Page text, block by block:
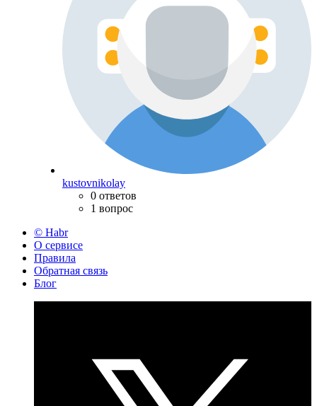
kustovnikolay
0 ответов
1 вопрос
© Habr
О сервисе
Правила
Обратная связь
Блог